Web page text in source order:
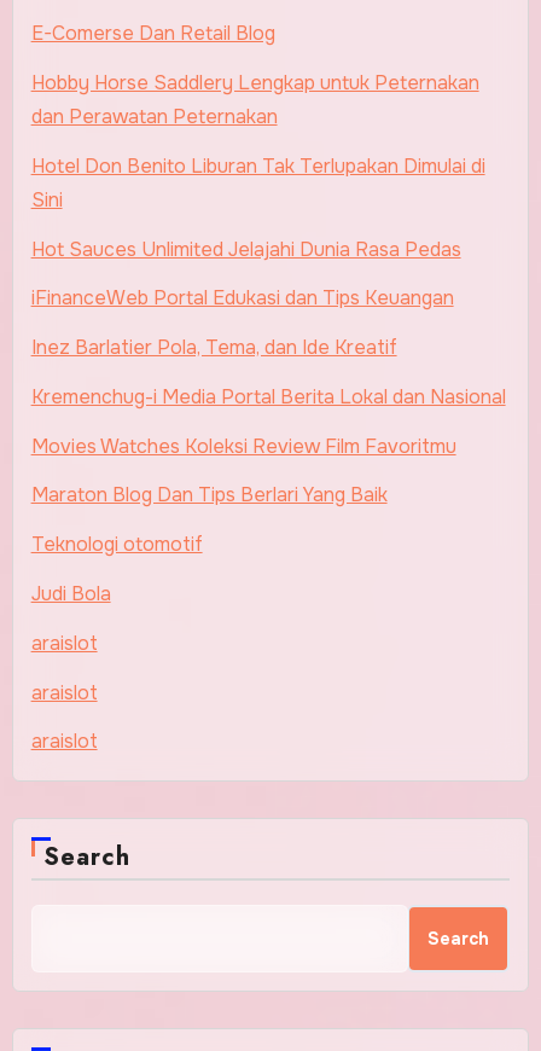
E-Comerse Dan Retail Blog
Hobby Horse Saddlery Lengkap untuk Peternakan
dan Perawatan Peternakan
Hotel Don Benito Liburan Tak Terlupakan Dimulai di
Sini
Hot Sauces Unlimited Jelajahi Dunia Rasa Pedas
iFinanceWeb Portal Edukasi dan Tips Keuangan
Inez Barlatier Pola, Tema, dan Ide Kreatif
Kremenchug-i Media Portal Berita Lokal dan Nasional
Movies Watches Koleksi Review Film Favoritmu
Maraton Blog Dan Tips Berlari Yang Baik
Teknologi otomotif
Judi Bola
araislot
araislot
araislot
Search
Search